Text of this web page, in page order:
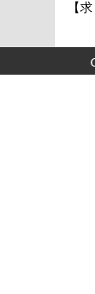
【求
ご